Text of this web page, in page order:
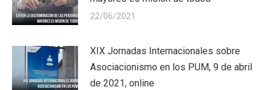
22/06/2021
XIX Jornadas Internacionales sobre
Asociacionismo en los PUM, 9 de abril
de 2021, online